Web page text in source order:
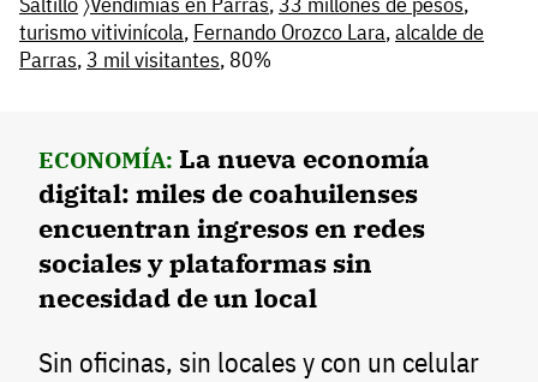
turismo vitivinícola, Fernando Orozco Lara,alcalde de
Parras,3 mil visitantes, 80%
ECONOMÍA: La nueva economía
digital: miles de coahuilenses
encuentran ingresos en redes
sociales y plataformas sin
necesidad de un local
Sin oficinas, sin locales y con un celular